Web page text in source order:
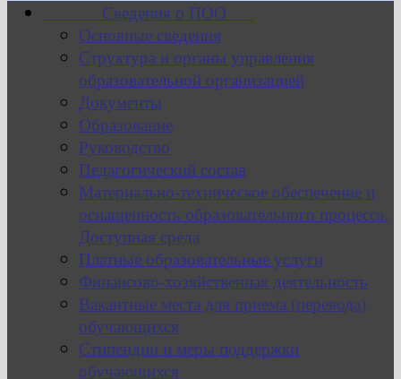
Сведения о ПОО
Основные сведения
Структура и органы управления
образовательной организацией
Документы
Образование
Руководство
Педагогический состав
Материально-техническое обеспечение и
оснащенность образовательного процесса.
Доступная среда
Платные образовательные услуги
Финансово-хозяйственная деятельность
Вакантные места для приема (перевода)
обучающихся
Стипендии и меры поддержки
обучающихся